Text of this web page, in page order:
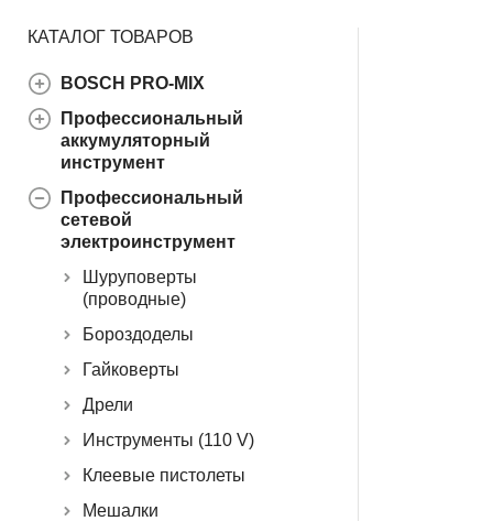
КАТАЛОГ ТОВАРОВ
BOSCH PRO-MIX
Профессиональный
аккумуляторный
инструмент
Профессиональный
сетевой
электроинструмент
Шуруповерты
(проводные)
Бороздоделы
Гайковерты
Дрели
Инструменты (110 V)
Клеевые пистолеты
Мешалки